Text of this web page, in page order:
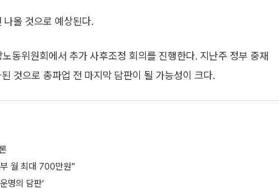
올 것으로 예상된다.
동위원회에서 추가 사후조정 회의를 진행한다. 지난주 정부 중재
것으로 총파업 전 마지막 담판이 될 가능성이 크다.
월 최대 700만원”
명의 담판’